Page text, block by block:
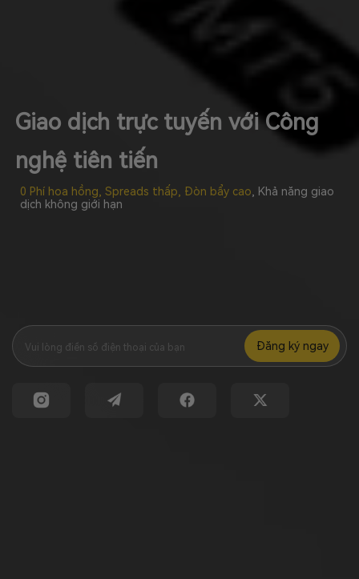
Giao dịch trực tuyến với Công
nghệ tiên tiến
0 Phí hoa hồng, Spreads thấp, Đòn bẩy cao, Khả năng giao
dịch không giới hạn
Đăng ký ngay